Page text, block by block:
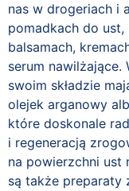
nas w drogeriach i
pomadkach do ust,
balsamach,
serum
swoim składzie
olejek arganowy
które doskonale
i regeneracją
na powierzchni ust
są także preparaty